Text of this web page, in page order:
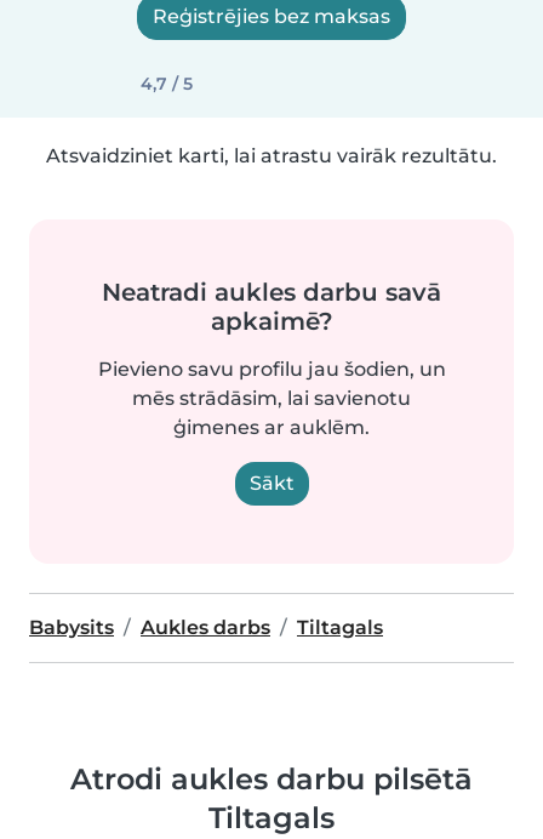
Reģistrējies bez maksas
4,7 / 5
Atsvaidziniet karti, lai atrastu vairāk rezultātu.
Neatradi aukles darbu savā
apkaimē?
Pievieno savu profilu jau šodien, un
mēs strādāsim, lai savienotu
ģimenes ar auklēm.
Sākt
Babysits Aukles darbs Tiltagals
Atrodi aukles darbu pilsētā
Tiltagals